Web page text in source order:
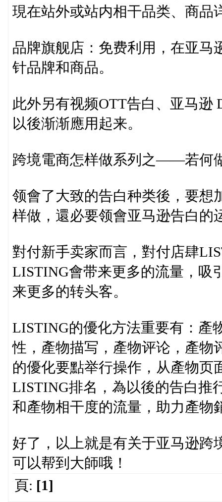
現在站外或站内相干品类、商品
品牌旗舰店：免费利用，在亚马
针品牌和商品。
此外另有视频OTT告白、亚马逊
以後渐渐應用起来。
跨境電商怎样做系列之——若何
领會了大致的告白种类後，要想
样做，還必要领會亚马逊告白的
對付新手卖家而言，對付店肆
LISTING會带来更多的流量，吸
来更多的转头客。
LISTING的優化方法重要有：產
性，產物描写，產物评论，產物
的優化要點举行操作，从產物页
LISTING排名，為以後的告白推
和產物相干度的流量，助力產物
好了，以上就是有关于亚马逊跨
可以帮到大師哦！
頁: [1]